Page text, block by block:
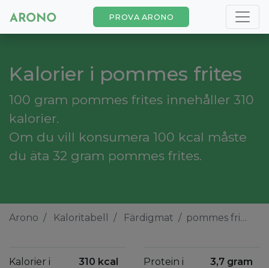
PROVA ARONO
Kalorier i pommes frites
100 gram pommes frites innehåller 310
kalorier.
Om du vill konsumera 100 kcal måste
du äta 32 gram pommes frites.
Arono Kaloritabell Färdigmat pommes frites
Kalorier i
310 kcal
Protein i
3,7 gram